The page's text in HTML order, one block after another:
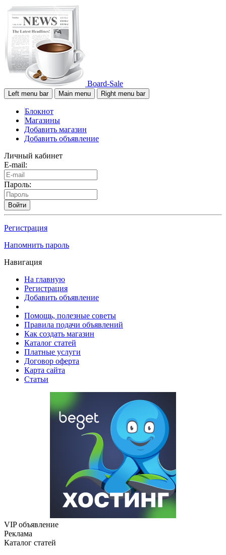
Board-Sale
Left menu bar Main menu Right menu bar
Блокнот
Магазины
Добавить магазин
Добавить объявление
Личный кабинет
E-mail:
Пароль:
Войти
Регистрация
Напомнить пароль
Навигация
На главную
Регистрация
Добавить объявление
Помощь, полезные советы
Правила подачи объявлений
Как создать магазин
Каталог статей
Платные услуги
Договор оферта
Карта сайта
Статьи
VIP объявление
Реклама
Каталог статей